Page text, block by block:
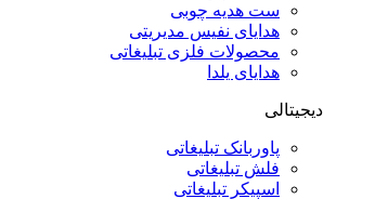
ست هدیه چوبی
هدایای نفیس مدیریتی
محصولات فلزی تبلیغاتی
هدایای یلدا
دیجیتالی
پاوربانک تبلیغاتی
فلش تبلیغاتی
اسپیکر تبلیغاتی